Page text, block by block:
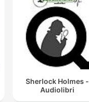
Sherlock Holmes -
Audiolibri